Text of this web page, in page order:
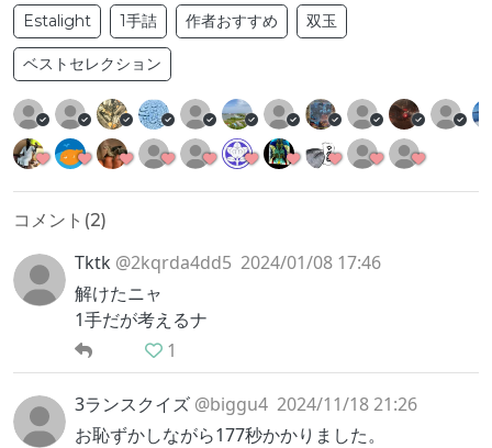
Estalight 1手詰 作者おすすめ 双玉
ベストセレクション
コメント(2)
Tktk @2kqrda4dd5 2024/01/08 17:46
解けたニャ
1手だが考えるナ
1
3ランスクイズ @biggu4 2024/11/18 21:26
お恥ずかしながら177秒かかりました。